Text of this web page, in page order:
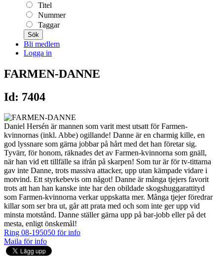
Titel
Nummer
Taggar
Sök
Bli medlem
Logga in
FARMEN-DANNE
Id: 7404
Daniel Hersén är mannen som varit mest utsatt för Farmen-
kvinnornas (inkl. Abbe) ogillande! Danne är en charmig kille, en
god lyssnare som gärna jobbar på hårt med det han företar sig.
Tyvärr, för honom, räknades det av Farmen-kvinnorna som gnäll,
när han vid ett tillfälle sa ifrån på skarpen! Som tur är för tv-tittarna
gav inte Danne, trots massiva attacker, upp utan kämpade vidare i
motvind. Ett styrkebevis om något! Danne är många tjejers favorit
trots att han han kanske inte har den obildade skogshuggarattityd
som Farmen-kvinnorna verkar uppskatta mer. Många tjejer föredrar
killar som ser bra ut, går att prata med och som inte ger upp vid
minsta motstånd. Danne ställer gärna upp på bar-jobb eller på det
mesta, enligt önskemål!
Ring 08-195050 för info
Maila för info